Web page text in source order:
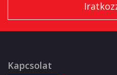
Kapcsolat